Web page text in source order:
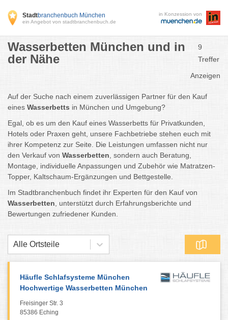
Stadtbranchenbuch München
ein Angebot von stadtbranchenbuch.de
in Konzession von
Wasserbetten München und in
der Nähe
9
Treffer
Anzeigen
Auf der Suche nach einem zuverlässigen Partner für den Kauf
eines Wasserbetts in München und Umgebung?
Egal, ob es um den Kauf eines Wasserbetts für Privatkunden,
Hotels oder Praxen geht, unsere Fachbetriebe stehen euch mit
ihrer Kompetenz zur Seite. Die Leistungen umfassen nicht nur
den Verkauf von Wasserbetten , sondern auch Beratung,
Montage, individuelle Anpassungen und Zubehör wie Matratzen-
Topper, Kaltschaum-Ergänzungen und Bettgestelle.
Im Stadtbranchenbuch findet ihr Experten für den Kauf von
Wasserbetten , unterstützt durch Erfahrungsberichte und
Bewertungen zufriedener Kunden.
Alle Ortsteile
Häufle Schlafsysteme München
Hochwertige Wasserbetten München
Freisinger Str. 3
85386 Eching